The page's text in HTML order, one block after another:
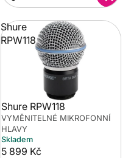
Shure
RPW118
Shure RPW118
VYMĚNITELNÉ MIKROFONNÍ
HLAVY
Skladem
5 899 Kč